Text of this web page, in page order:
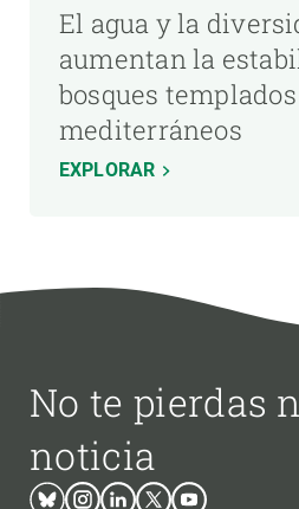
El agua y la
aumentan la
bosques
mediterráneos
EXPLORAR
No te pierdas
noticia
BlueskyInstagram
LinkedinTwitterYoutube